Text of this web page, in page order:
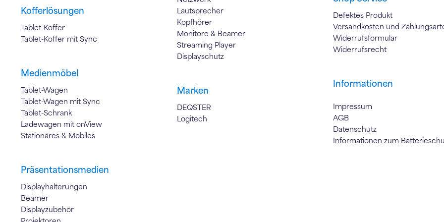
Kofferlösungen
Tablet-Koffer
Tablet-Koffer mit Sync
Medienmöbel
Tablet-Wagen
Tablet-Wagen mit Sync
Tablet-Schrank
Ladewagen mit onView
Stationäres & Mobiles
Präsentationsmedien
Displayhalterungen
Beamer
Displayzubehör
Lautsprecher
Kopfhörer
Monitore & Beamer
Streaming Player
Displayschutz
Marken
DEQSTER
Logitech
Defektes Produkt
Versandkosten und
Widerrufsformular
Widerrufsrecht
Informationen
Impressum
AGB
Datenschutz
Informationen zum